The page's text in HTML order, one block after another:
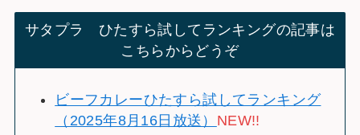
サタプラ ひたすら試してランキングの記事は
こちらからどうぞ
ビーフカレーひたすら試してランキング
（2025年8月16日放送） NEW!!